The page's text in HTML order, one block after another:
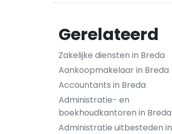
Gerelateerd
Zakelijke diensten in Breda
Aankoopmakelaar in Breda
Accountants in Breda
Administratie- en
boekhoudkantoren in Breda
Administratie uitbesteden in